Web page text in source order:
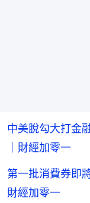
中美脫勾大打金
｜財經加零一
第一批消費券即
財經加零一